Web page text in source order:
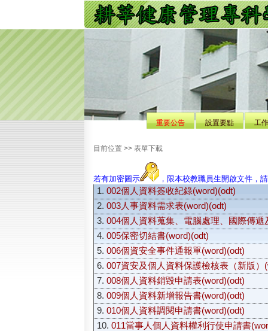
重要公告 設置要點 工
目前位置 >> 表單下載
若有加密圖示 ，限本校教職員生開啟文件，
1. 002個人資料簽收紀錄(word)(odt)
2. 003人事資料需求表(word)(odt)
3. 004個人資料蒐集、電腦處理、國際傳遞
4. 005保密切結書(word)(odt)
5. 006個資安全事件通報單(word)(odt)
6. 007資安及個人資料保護檢核表（新版）
7. 008個人資料銷毀申請表(word)(odt)
8. 009個人資料新增報告書(word)(odt)
9. 010個人資料調閱申請書(word)(odt)
10. 011當事人個人資料權利行使申請書